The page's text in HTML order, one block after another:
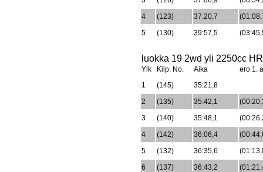
4
(123) 37:20,7
5
(130) 39:57,5
luokka 19 2wd yli 2250cc
Ylk Kilp. No. Aika
ero 1.
1
(145)
35:21,8
2
(135) 35:42,1
3
(140) 35:48,1
4
(142) 36:06,4
5
(132) 36:35,6
6
(137) 36:43,2